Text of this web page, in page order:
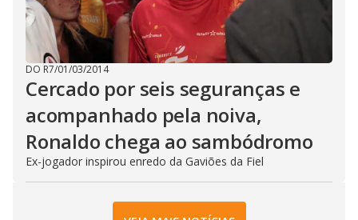
DO R7/01/03/2014
Cercado por seis seguranças e
acompanhado pela noiva,
Ronaldo chega ao sambódromo
Ex-jogador inspirou enredo da Gaviões da Fiel